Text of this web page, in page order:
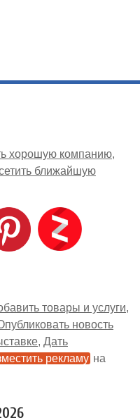
хорошую компанию
ближайшую
товары и услуги
новость
Дать
рекламу на